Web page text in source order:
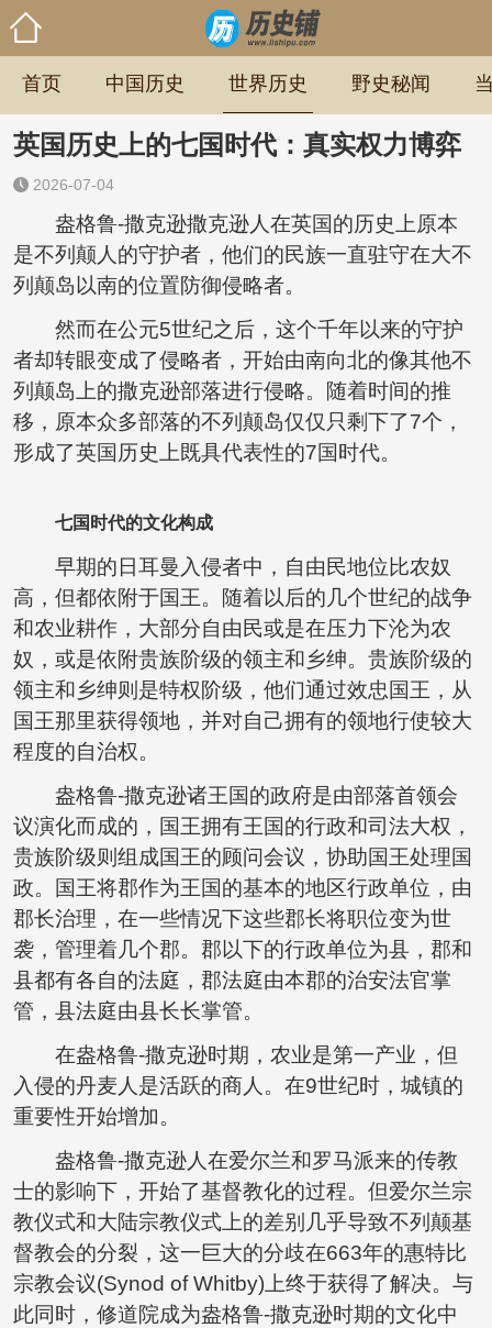
首页 中国历史 世界历史 野史秘闻
英国历史上的七国时代：真实权力博弈
2026-07-04
盎格鲁-撒克逊撒克逊人在英国的历史上原本
是不列颠人的守护者，他们的民族一直驻守在大不
列颠岛以南的位置防御侵略者。
然而在公元5世纪之后，这个千年以来的守护
者却转眼变成了侵略者，开始由南向北的像其他不
列颠岛上的撒克逊部落进行侵略。随着时间的推
移，原本众多部落的不列颠岛仅仅只剩下了7个，
形成了英国历史上既具代表性的7国时代。
七国时代的文化构成
早期的日耳曼入侵者中，自由民地位比农奴
高，但都依附于国王。随着以后的几个世纪的战争
和农业耕作，大部分自由民或是在压力下沦为农
奴，或是依附贵族阶级的领主和乡绅。贵族阶级的
领主和乡绅则是特权阶级，他们通过效忠国王，从
国王那里获得领地，并对自己拥有的领地行使较大
程度的自治权。
盎格鲁-撒克逊诸王国的政府是由部落首领会
议演化而成的，国王拥有王国的行政和司法大权，
贵族阶级则组成国王的顾问会议，协助国王处理国
政。国王将郡作为王国的基本的地区行政单位，由
郡长治理，在一些情况下这些郡长将职位变为世
袭，管理着几个郡。郡以下的行政单位为县，郡和
县都有各自的法庭，郡法庭由本郡的治安法官掌
管，县法庭由县长长掌管。
在盎格鲁-撒克逊时期，农业是第一产业，但
入侵的丹麦人是活跃的商人。在9世纪时，城镇的
重要性开始增加。
盎格鲁-撒克逊人在爱尔兰和罗马派来的传教
士的影响下，开始了基督教化的过程。但爱尔兰宗
教仪式和大陆宗教仪式上的差别几乎导致不列颠基
督教会的分裂，这一巨大的分歧在663年的惠特比
宗教会议(Synod of Whitby)上终于获得了解决。与
此同时，修道院成为盎格鲁-撒克逊时期的文化中